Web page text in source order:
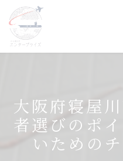
大阪府寝屋
者選びのポ
いための